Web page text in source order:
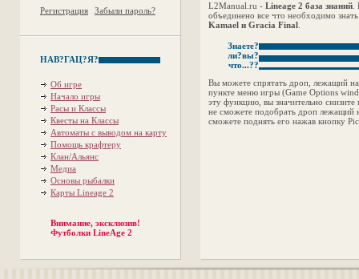
Регистрация Забыли пароль?
НАВ?ГАЦ?Я?
Об игре
Начало игры
Расы и Классы
Квесты на Классы
Автоматы с выводом на карту
Помощь крафтеру
Клан/Альянс
Медиа
Основы рыбалки
Карты Lineage 2
Внимание, эксклюзив!
Футболки LineAge 2
L2Manual.ru - Lineage 2 база знаний
объединено все что необходимо
Kamael и Gracia Final
Знаете?
ли?вы?
что...??
Вы можете спрятать дроп, лежащий на
пункте меню игры (Game Options
эту функцию, вы значительно
не сможете подобрать дроп лежащий
сможете поднять его нажав кнопку